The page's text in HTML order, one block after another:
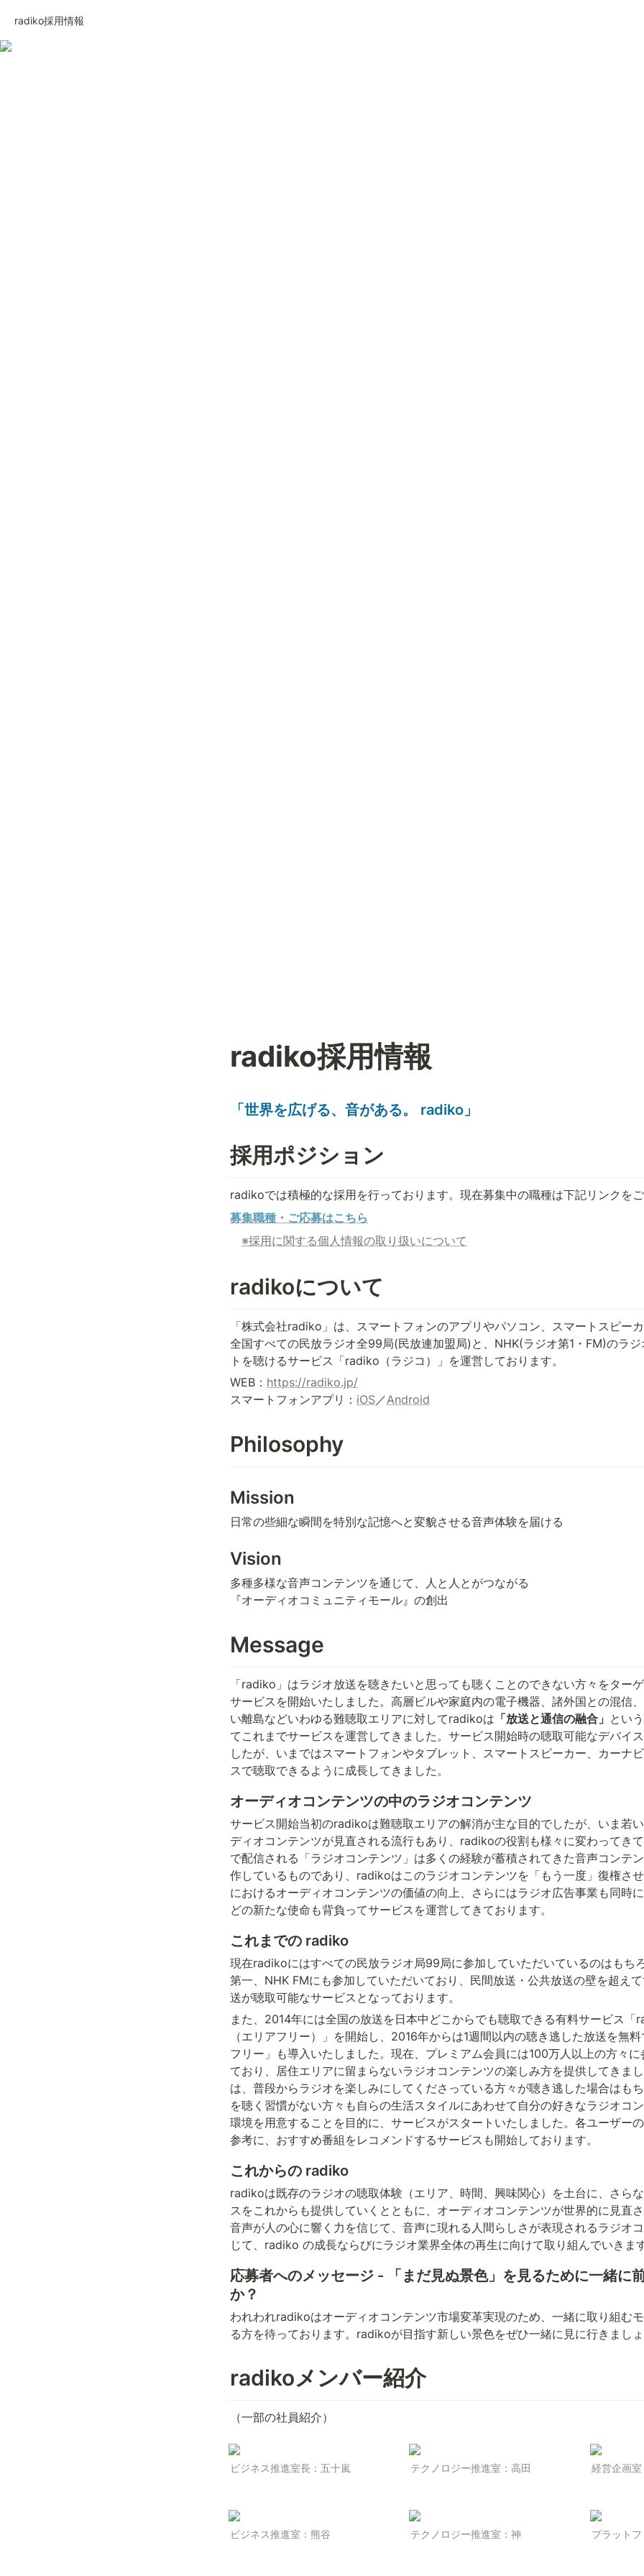
radiko採用情報
radiko採用情報
「世界を広げる、音がある。 radiko」
採用ポジション
radikoでは積極的な採用を行っております。現在募集中の職種は下記リンクをご
募集職種・ご応募はこちら
※採用に関する個人情報の取り扱いについて
radikoについて
「株式会社radiko」は、スマートフォンのアプリやパソコン、スマートスピー
全国すべての民放ラジオ全99局(民放連加盟局)と、NHK(ラジオ第1・FM)のラジ
トを聴けるサービス「radiko（ラジコ）」を運営しております。
WEB： https://radiko.jp/
スマートフォンアプリ： iOS ／Android
Philosophy
Mission
日常の些細な瞬間を特別な記憶へと変貌させる音声体験を届ける
Vision
多種多様な音声コンテンツを通じて、人と人とがつながる
『オーディオコミュニティモール』の創出
Message
「radiko」はラジオ放送を聴きたいと思っても聴くことのできない方々をター
サービスを開始いたしました。高層ビルや家庭内の電子機器、諸外国との混信
い離島などいわゆる難聴取エリアに対してradikoは 「放送と通信の融合」 とい
てこれまでサービスを運営してきました。サービス開始時の聴取可能なデバイ
したが、いまではスマートフォンやタブレット、スマートスピーカー、カーナ
スで聴取できるように成長してきました。
オーディオコンテンツの中のラジオコンテンツ
サービス開始当初のradikoは難聴取エリアの解消が主な目的でしたが、いま若
ディオコンテンツが見直される流行もあり、radikoの役割も様々に変わってき
で配信される「ラジオコンテンツ」は多くの経験が蓄積されてきた音声コンテ
作しているものであり、radikoはこのラジオコンテンツを「もう一度」復権さ
におけるオーディオコンテンツの価値の向上、さらにはラジオ広告事業も同時
どの新たな使命も背負ってサービスを運営してきております。
これまでの radiko
現在radikoにはすべての民放ラジオ局99局に参加していただいているのはもち
第一、NHK FMにも参加していただいており、民間放送・公共放送の壁を超え
送が聴取可能なサービスとなっております。
また、2014年には全国の放送を日本中どこからでも聴取できる有料サービス「
（エリアフリー）」を開始し、2016年からは1週間以内の聴き逃した放送を無
フリー」も導入いたしました。現在、 プレミアム会員には100万人 以上の方々
ており、居住エリアに留まらないラジオコンテンツの楽しみ方を提供してきま
は、普段からラジオを楽しみにしてくださっている方々が聴き逃した場合はも
を聴く習慣がない方々も自らの生活スタイルにあわせて自分の好きなラジオコ
環境を用意することを目的に、サービスがスタートいたしました。各ユーザー
参考に、おすすめ番組をレコメンドするサービスも開始しております。
これからの radiko
radikoは既存のラジオの聴取体験（エリア、時間、興味関心）を土台に、さら
スをこれからも提供していくとともに、オーディオコンテンツが世界的に見直さ
音声が人の心に響く力を信じて、音声に現れる人間らしさが表現されるラジオ
じて、radiko の成長ならびにラジオ業界全体の再生に向けて取り組んでいきます
応募者へのメッセージ - 「まだ見ぬ景色」を見るために一緒に
か？
われわれradikoはオーディオコンテンツ市場変革実現のため 、一緒に取り組む
る方を待っております。radikoが目指す新しい景色をぜひ一緒に見に行きましょ
radikoメンバー紹介
（一部の社員紹介）
ビジネス推進室長：五十嵐 テクノロジー推進室：高田 経営企画室
ビジネス推進室：熊谷 テクノロジー推進室：神 プラット